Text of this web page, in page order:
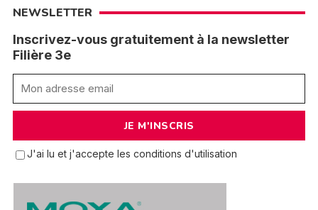
NEWSLETTER
Inscrivez-vous gratuitement à la newsletter
Filière 3e
J'ai lu et j'accepte les conditions d'utilisation